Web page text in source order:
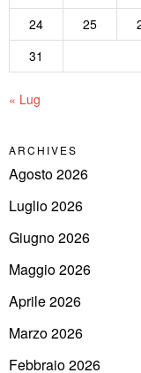
24
25
31
« Lug
ARCHIVES
Agosto 2026
Luglio 2026
Giugno 2026
Maggio 2026
Aprile 2026
Marzo 2026
Febbraio 2026